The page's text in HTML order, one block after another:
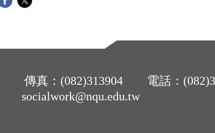
傳真：(082)313904 電話：
socialwork@nqu.edu.tw